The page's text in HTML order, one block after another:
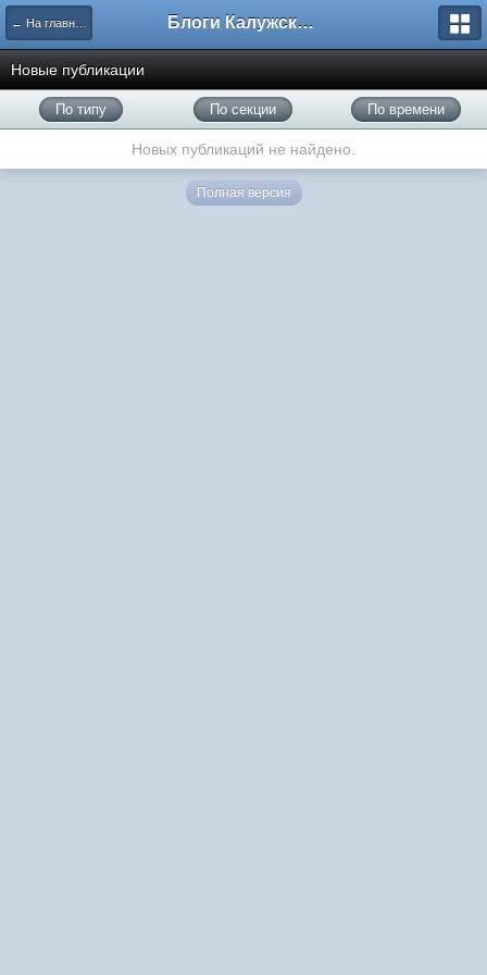
← На главную Блоги Калужского перекрестка
Новые публикации
По типу По секции По времени
Новых публикаций не найдено.
Полная версия